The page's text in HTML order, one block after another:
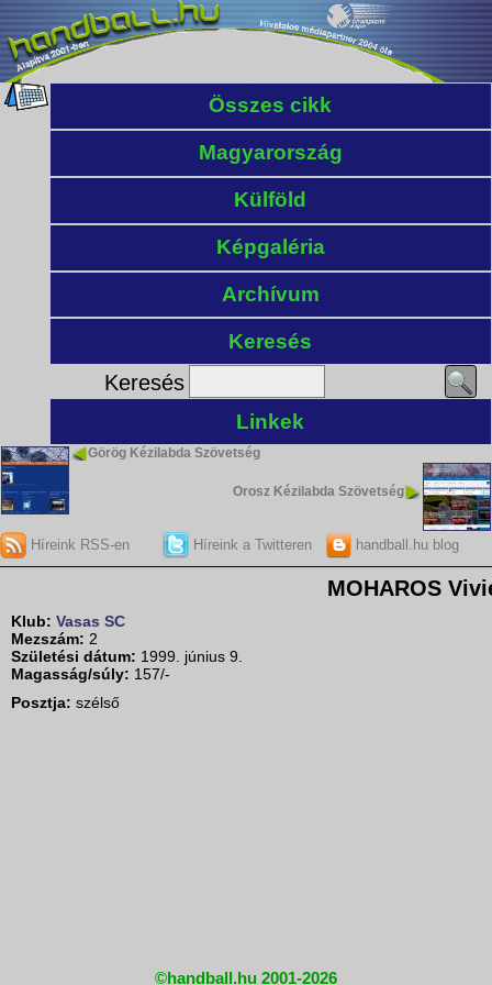
Összes cikk
Magyarország
Külföld
Képgaléria
Archívum
Keresés
Keresés
Linkek
Görög Kézilabda Szövetség
Orosz Kézilabda Szövetség
Híreink RSS-en Híreink a Twitteren handball.hu blog
MOHAROS
Klub: Vasas SC
Mezszám: 2
Születési dátum: 1999. június 9.
Magasság/súly: 157/-
Posztja: szélső
©handball.hu 2001-2026